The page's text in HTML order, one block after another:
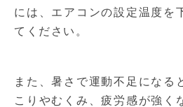
には、エアコンの設定温度を
てください。
また、暑さで運動不足になる
こりやむくみ、疲労感が強く